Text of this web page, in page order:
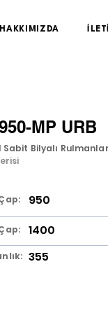
HAKKIMIZDA
MP URB
Sabit Bilyalı Rulmanlar
950
1400
355